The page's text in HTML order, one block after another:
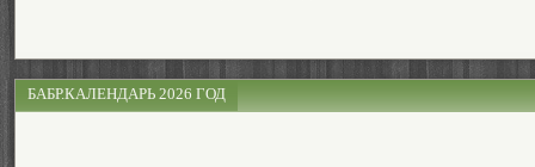
БАБР.КАЛЕНДАРЬ 2026 ГОД